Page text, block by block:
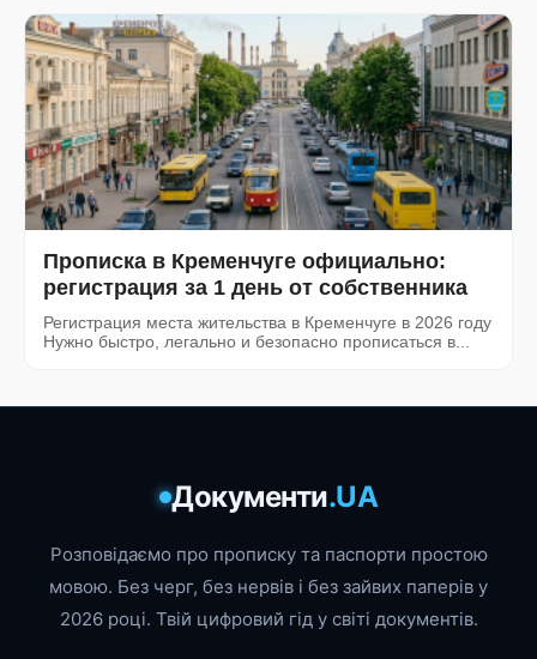
Прописка в Кременчуге официально:
регистрация за 1 день от собственника
Регистрация места жительства в Кременчуге в 2026 году
Нужно быстро, легально и безопасно прописаться в...
Документи.UA
Розповідаємо про прописку та паспорти простою
мовою. Без черг, без нервів і без зайвих паперів у
2026 році. Твій цифровий гід у світі документів.